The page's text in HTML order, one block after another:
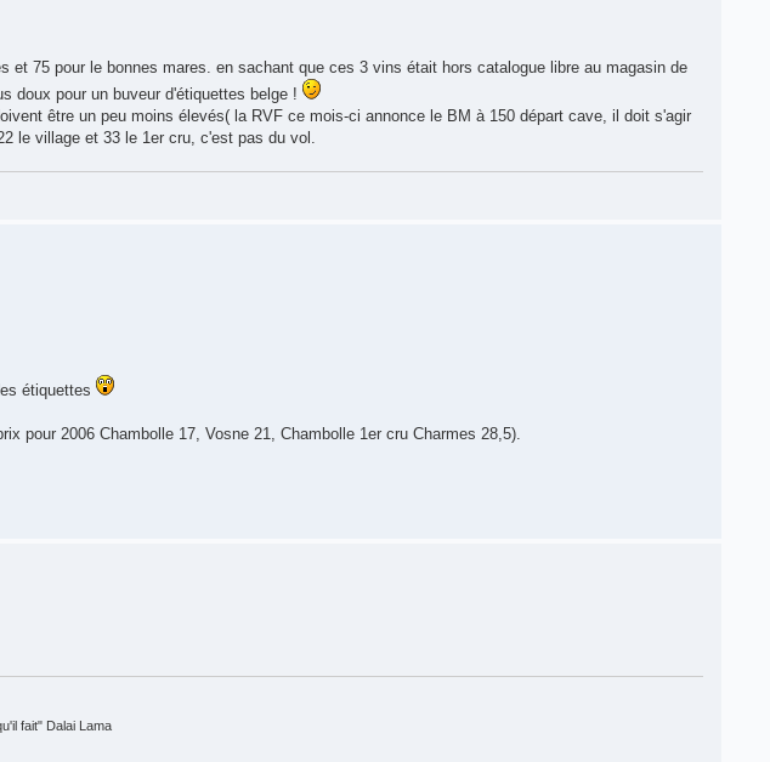
et 75 pour le bonnes mares. en sachant que ces 3 vins était hors catalogue libre au magasin de
doux pour un buveur d'étiquettes belge !
être un peu moins élevés( la RVF ce mois-ci annonce le BM à 150 départ cave, il doit s'agir
le village et 33 le 1er cru, c'est pas du vol.
étiquettes
pour 2006 Chambolle 17, Vosne 21, Chambolle 1er cru Charmes 28,5).
fait" Dalai Lama